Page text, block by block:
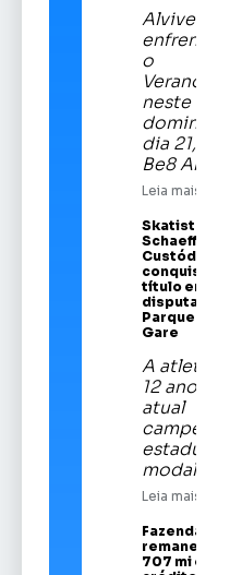
Alviverde
enfrentará
o
Veranópolis
neste
domingo,
dia 21, na
Be8 Arena
Leia mais
Skatista Alice
Schaeffer
Custódio
conquista
título em
disputa no
Parque da
Gare
A atleta de
12 anos é a
atual
campeã
estadual da
modalidade
Leia mais
Fazenda
remaneja R$
707 mi em